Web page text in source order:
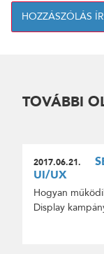
HOZZÁSZÓLÁS
TOVÁBBI
2017.06.21.
UI/UX
Hogyan
Display